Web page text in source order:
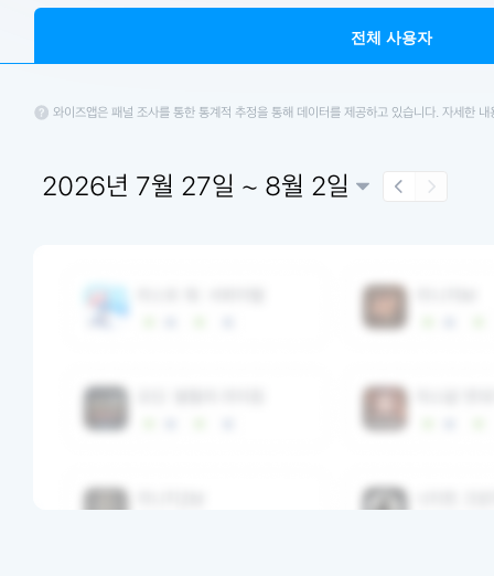
전체 사용자
와이즈앱은 패널 조사를 통한 통계적 추정을 통해 데이터를 제공하고 있습니다. 자세한
2026년 7월 27일 ~ 8월 2일